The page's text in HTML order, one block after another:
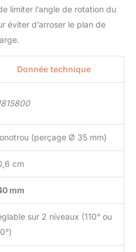
limiter l’angle de rotation du
éviter d’arroser le plan de
Donnée technique
(perçage Ø 35 mm)
cm
mm
sur 2 niveaux (110° ou